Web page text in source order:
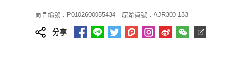
商品編號：P0102600055434 原始貨號：AJR300-133
分享